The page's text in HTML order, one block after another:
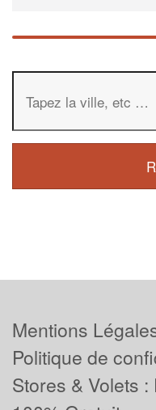
Mentions
Politique de
Stores & Volets